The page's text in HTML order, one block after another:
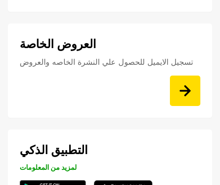
العروض الخاصة
تسجيل الايميل للحصول علي النشرة الخاصه والعروض
التطبيق الذكي
لمزيد من المعلومات